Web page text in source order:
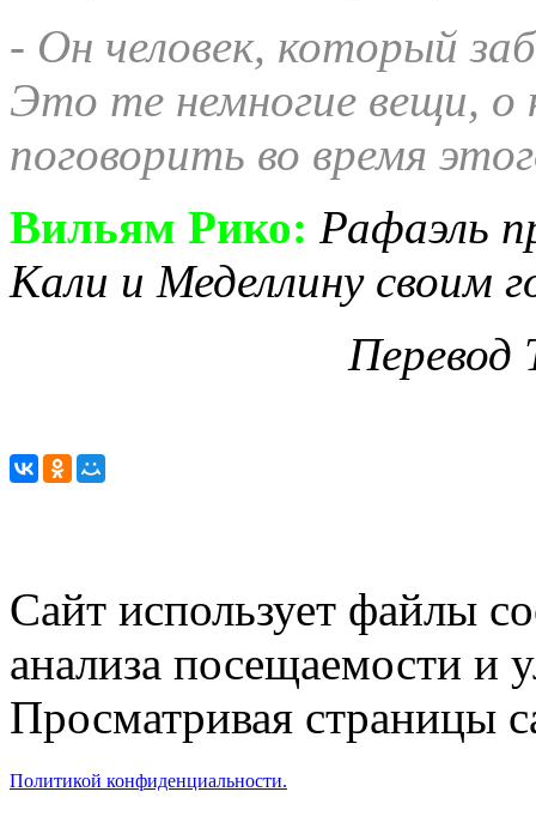
- Он человек, который
Это те немногие вещи,
поговорить во время
Вильям Рико: Рафаэль
Кали и Меделлину своим
Перевод
Сайт использует файлы
анализа посещаемости и
Просматривая страницы
Политикой конфиденциальности.